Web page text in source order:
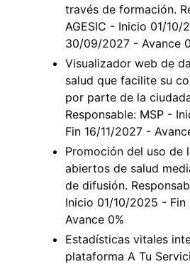
través de formación.
AGESIC - Inicio 01/10/
30/09/2027 - Avance
Visualizador web de
salud que facilite su
por parte de la
Responsable: MSP -
Fin 16/11/2027 -
Promoción del uso de
abiertos de salud
de difusión.
Inicio 01/10/2025 -
Avance 0%
Estadísticas vitales
plataforma A Tu